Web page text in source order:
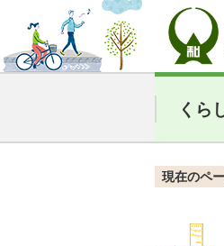
くら
現在のペ